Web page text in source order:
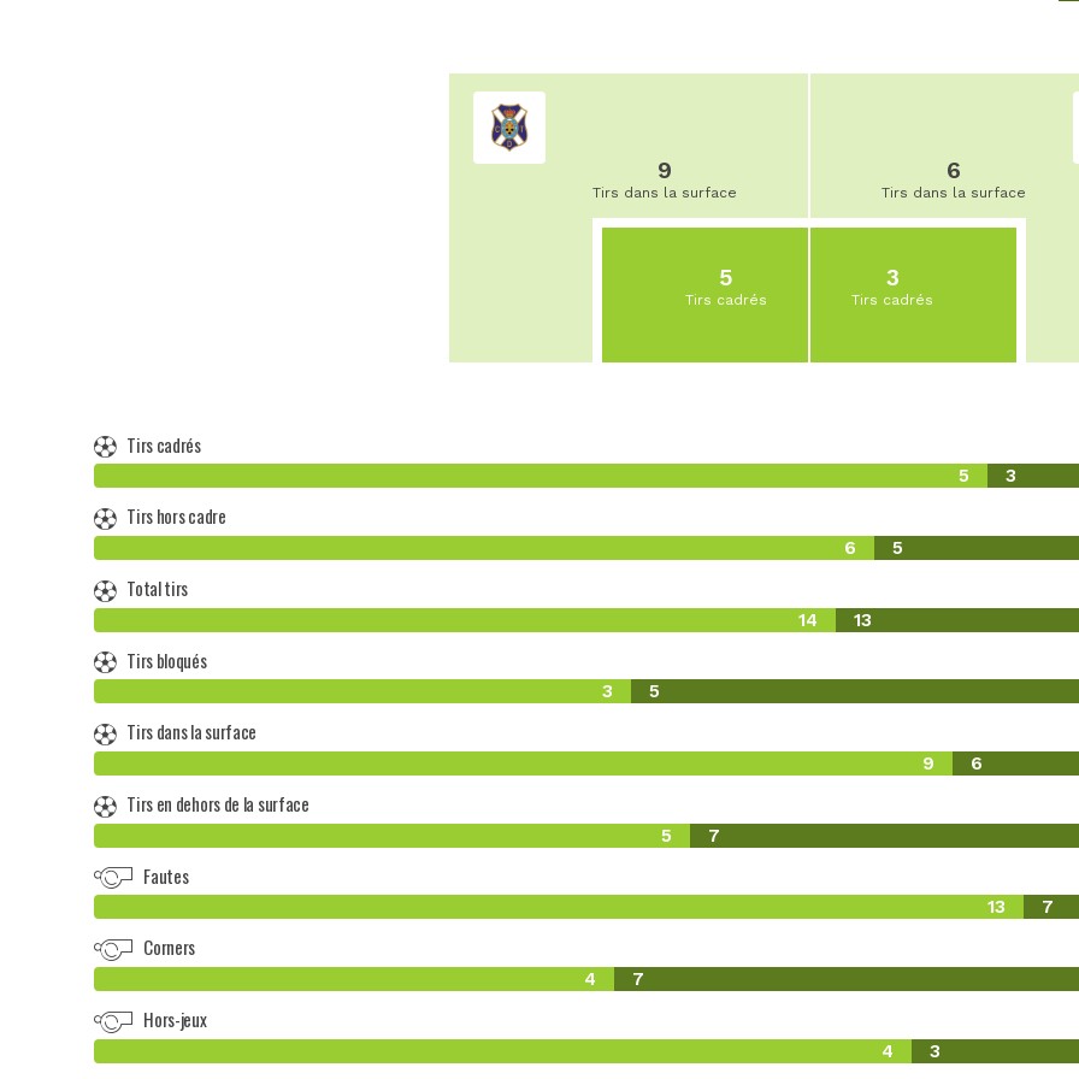
9
Tirs dans la surface
5
Tirs cadrés
6
Tirs dans la surface
3
Tirs cadrés
Tirs cadrés
5 3
Tirs hors cadre
6 5
Total tirs
14 13
Tirs bloqués
3 5
Tirs dans la surface
9 6
Tirs en dehors de la surface
5 7
Fautes
13 7
Corners
4 7
Hors-jeux
4 3